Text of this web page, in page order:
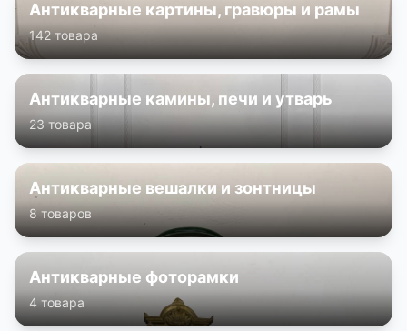
Антикварные картины, гравюры и рамы
142 товара
Антикварные камины, печи и утварь
23 товара
Антикварные вешалки и зонтницы
8 товаров
Антикварные фоторамки
4 товара